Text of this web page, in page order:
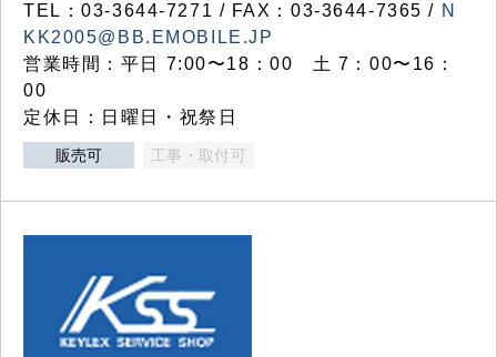
TEL：03‐3644‐7271 / FAX：03-3644-7365 / N
KK2005@BB.EMOBILE.JP
営業時間：平日 7:00〜18：00 土 7：00〜16：
00
定休日：日曜日・祝祭日
販売可 工事・取付可